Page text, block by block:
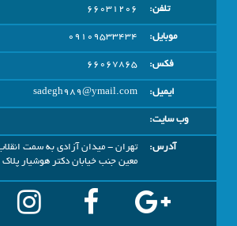
تلفن:
66031206
موبایل:
09109533434
فکس:
66067865
ایمیل:
sadegh989@ymail.com
وب سایت:
آدرس:
تهران - میدان آزادی به سمت
معین جنب خیابان دکتر هوشیار پلاک 474 طبقه اول واحد 6